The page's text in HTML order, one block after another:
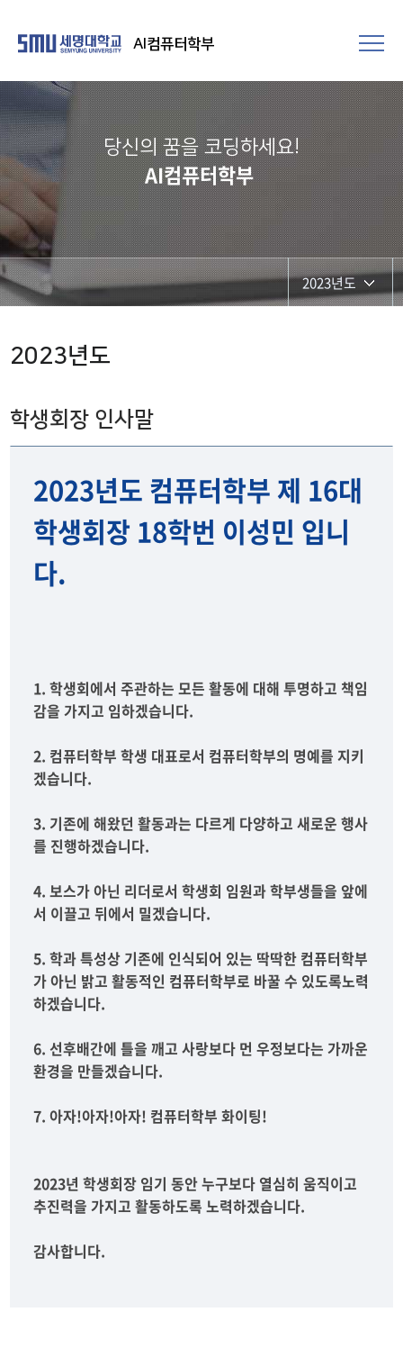
AI컴퓨터학부
당신의 꿈을 코딩하세요!
AI컴퓨터학부
2023년도
2023년도
2022년도
2021년도
2023년도
학생회장 인사말
2023년도 컴퓨터학부 제 16대
학생회장 18학번 이성민 입니
다.
1. 학생회에서 주관하는 모든 활동에 대해 투명하고 책임
감을 가지고 임하겠습니다.
2. 컴퓨터학부 학생 대표로서 컴퓨터학부의 명예를 지키
겠습니다.
3. 기존에 해왔던 활동과는 다르게 다양하고 새로운 행사
를 진행하겠습니다.
4. 보스가 아닌 리더로서 학생회 임원과 학부생들을 앞에
서 이끌고 뒤에서 밀겠습니다.
5. 학과 특성상 기존에 인식되어 있는 딱딱한 컴퓨터학부
가 아닌 밝고 활동적인 컴퓨터학부로 바꿀 수 있도록노력
하겠습니다.
6. 선후배간에 틀을 깨고 사랑보다 먼 우정보다는 가까운
환경을 만들겠습니다.
7. 아자!아자!아자! 컴퓨터학부 화이팅!
2023년 학생회장 임기 동안 누구보다 열심히 움직이고
추진력을 가지고 활동하도록 노력하겠습니다.
감사합니다.